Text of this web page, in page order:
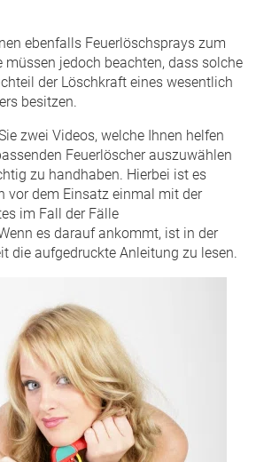
ebenfalls Feuerlöschsprays zum
müssen jedoch beachten, dass solche
der Löschkraft eines wesentlich
besitzen.
zwei Videos, welche Ihnen helfen
Feuerlöscher auszuwählen
zu handhaben. Hierbei ist es
vor dem Einsatz einmal mit der
im Fall der Fälle
es darauf ankommt, ist in der
die aufgedruckte Anleitung zu lesen.